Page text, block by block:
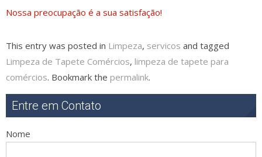
Nossa preocupação é a sua satisfação!
This entry was posted in Limpeza, servicos and tagged
Limpeza de Tapete Comércios, limpeza de tapete para
comércios. Bookmark the permalink.
Entre em Contato
Nome